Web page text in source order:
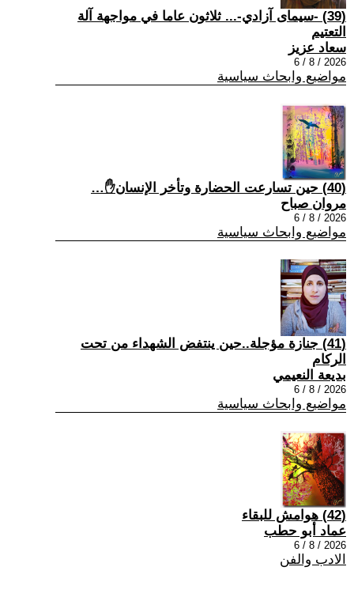
(39) -سيمای آزادي-... ثلاثون عاما في مواجهة آلة
التعتيم
سعاد عزيز
2026 / 8 / 6
مواضيع وابحاث سياسية
(40) حين تسارعت الحضارة وتأخر الإنسان✋…
مروان صباح
2026 / 8 / 6
مواضيع وابحاث سياسية
(41) جنازة مؤجلة..حين ينتفض الشهداء من تحت
الركام
بديعة النعيمي
2026 / 8 / 6
مواضيع وابحاث سياسية
(42) هوامش للبقاء
عماد أبو حطب
2026 / 8 / 6
الادب والفن